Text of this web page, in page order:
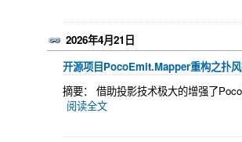
2026年4月21日
开源项目PocoEmit.Mapper重构之扑
摘要： 借助投影技术极大的增强了
阅读全文